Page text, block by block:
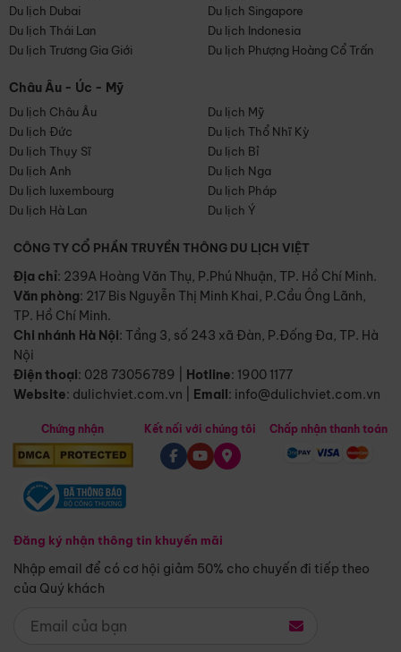
Du lịch Dubai
Du lịch Singapore
Du lịch Thái Lan
Du lịch Indonesia
Du lịch Trương Gia Giới
Du lịch Phượng Hoàng Cổ Trấn
Châu Âu - Úc - Mỹ
Du lịch Châu Âu
Du lịch Mỹ
Du lịch Đức
Du lịch Thổ Nhĩ Kỳ
Du lịch Thụy Sĩ
Du lịch Bỉ
Du lịch Anh
Du lịch Nga
Du lịch luxembourg
Du lịch Pháp
Du lịch Hà Lan
Du lịch Ý
CÔNG TY CỔ PHẦN TRUYỀN THÔNG DU LỊCH VIỆT
Địa chỉ: 239A Hoàng Văn Thụ, P.Phú Nhuận, TP. Hồ Chí Minh.
Văn phòng: 217 Bis Nguyễn Thị Minh Khai, P.Cầu Ông Lãnh,
TP. Hồ Chí Minh.
Chi nhánh Hà Nội: Tầng 3, số 243 xã Đàn, P.Đống Đa, TP. Hà
Nội
Điện thoại: 028 73056789 Hotline: 1900 1177
Website: dulichviet.com.vn Email: info@dulichviet.com.vn
Chứng nhận
Đăng ký nhận thông tin khuyến mãi
Nhập email để có cơ hội giảm 50% cho chuyến đi tiếp theo
của Quý khách
Kết nối với chúng tôi Chấp nhận thanh toán